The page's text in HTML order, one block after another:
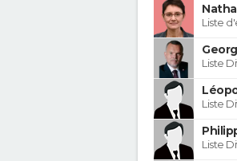
Liste
Liste
Liste
Liste